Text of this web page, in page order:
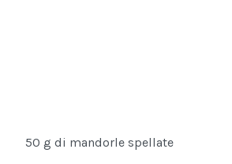
50 g di mandorle spellate